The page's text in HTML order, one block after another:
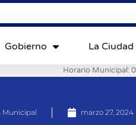
Gobierno La Ciudad
Horario Municipal:
Municipal marzo 27, 2024